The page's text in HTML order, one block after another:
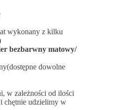
wykonany z kilku
bezbarwny matowy/
dowolne
w zależności od ilości
chętnie udzielimy w